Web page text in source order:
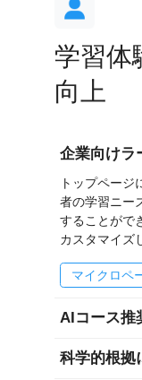
学習体
向上
企業向けラ
トップページ
者の学習ニー
することがで
カスタマイズ
マイクロペ
AIコース推
科学的根拠